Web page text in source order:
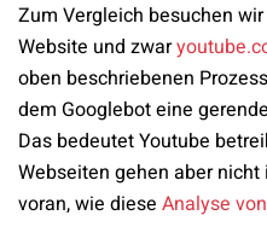
Zum Vergleich besuchen
Website und zwar
oben beschriebenen
dem Googlebot eine
Das bedeutet Youtube
Webseiten gehen aber
voran, wie diese Analyse